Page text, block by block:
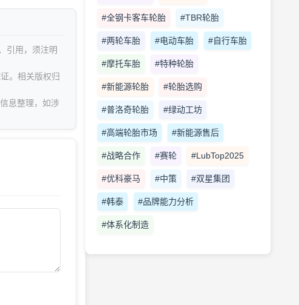
引用，须注明
。相关版权归
息整理，如涉
#全钢卡客车轮胎 #TBR轮胎
#两轮车胎 #电动车胎 #自行车胎
#摩托车胎 #特种轮胎
#新能源轮胎 #轮胎选购
#普洛奇轮胎 #绿动工坊
#高端轮胎市场 #新能源售后
#战略合作 #赛轮 #LubTop2025
#优科豪马 #中策 #双星集团
#韩泰 #品牌能力分析
#体系化制造